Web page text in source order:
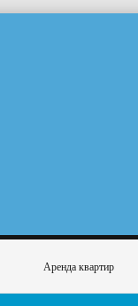
Аренда квартир